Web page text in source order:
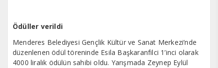
Ödüller verildi
Menderes Belediyesi Gençlik Kültür ve Sanat Merkezi’nde
düzenlenen ödül töreninde Esila Başkaranfilci 1’inci olarak
4000 liralık ödülün sahibi oldu. Yarışmada Zeynep Eylül